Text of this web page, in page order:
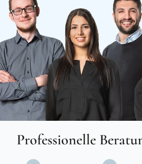
Professionelle